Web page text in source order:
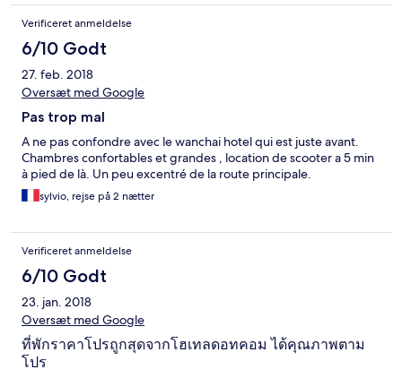
Verificeret anmeldelse
6/10 Godt
27. feb. 2018
Oversæt med Google
Pas trop mal
A ne pas confondre avec le wanchai hotel qui est juste avant.
Chambres confortables et grandes , location de scooter a 5 min
à pied de là. Un peu excentré de la route principale.
sylvio, rejse på 2 nætter
Verificeret anmeldelse
6/10 Godt
23. jan. 2018
Oversæt med Google
ที่พักราคาโปรถูกสุดจากโฮเทลดอทคอม ได้คุณภาพตาม
โปร